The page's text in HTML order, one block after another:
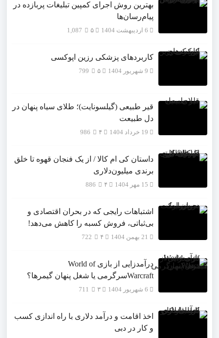
بهترین روش اجرای کمپین تبلیغات پربازده در
پیام‌رسان‌ها
6 اردیبهشت 1404 1,087
کاربردهای پزشکی رزین اپوکسی
9 شهریور 1404 799
قیر طبیعی (گیلسونایت)؛ طلای سیاه پنهان در
دل طبیعت
19 خرداد 1404 986
داستان کی ام کالا / از یک فنجان قهوه تا خلق
برندی میلیون‌دلاری
15 مهر 1404 886
اشتباهات رایجی که در بحران اقتصادی و
بی‌ثباتی، فروش کسبه را کاهش می‌دهد!
21 بهمن 1404 722
درآمدزایی از بازی World of
Warcraftسرگرمی یا شغل پنهان گیمرها؟
6 شهریور 1404 711
اخذ اقامت و درآمد دلاری با راه اندازی کسب
و کار در دبی